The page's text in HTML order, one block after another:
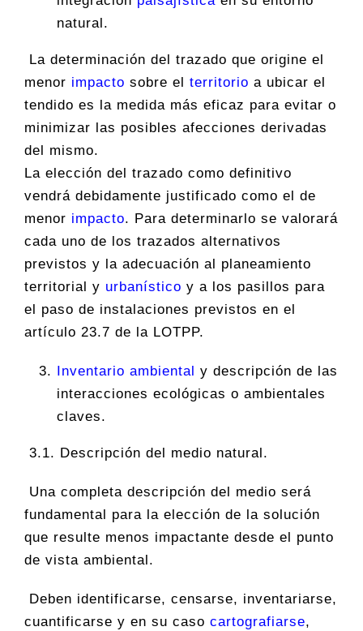
natural.
La determinación del trazado que origine el
menor impacto sobre el territorio a ubicar el
tendido es la medida más eficaz para evitar o
minimizar las posibles afecciones derivadas
del mismo.
La elección del trazado como definitivo
vendrá debidamente justificado como el de
menor impacto. Para determinarlo se valorará
cada uno de los trazados alternativos
previstos y la adecuación al planeamiento
territorial y urbanístico y a los pasillos para
el paso de instalaciones previstos en el
artículo 23.7 de la LOTPP.
Inventario ambiental y descripción de las
interacciones ecológicas o ambientales
claves.
3.1. Descripción del medio natural.
Una completa descripción del medio será
fundamental para la elección de la solución
que resulte menos impactante desde el punto
de vista ambiental.
Deben identificarse, censarse, inventariarse,
cuantificarse y en su caso cartografiarse,